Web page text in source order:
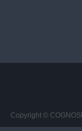
Copyright ©